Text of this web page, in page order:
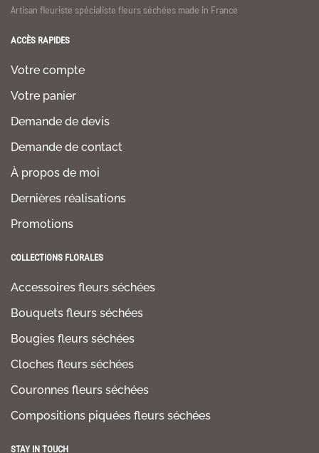
Artisan fleuriste spécialiste fleurs séchées made in France
ACCÈS RAPIDES
Votre compte
Votre panier
Demande de devis
Demande de contact
À propos de moi
Dernières réalisations
Promotions
COLLECTIONS FLORALES
Accessoires fleurs séchées
Bouquets fleurs séchées
Bougies fleurs séchées
Cloches fleurs séchées
Couronnes fleurs séchées
Compositions piquées fleurs séchées
STAY IN TOUCH